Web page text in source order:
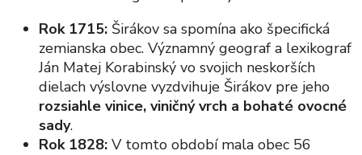
Rok 1715: Širákov sa spomína ako špecifická
zemianska obec. Významný geograf a lexikograf
Ján Matej Korabinský vo svojich neskorších
dielach výslovne vyzdvihuje Širákov pre jeho
rozsiahle vinice, viničný vrch a bohaté ovocné
sady.
Rok 1828: V tomto období mala obec 56